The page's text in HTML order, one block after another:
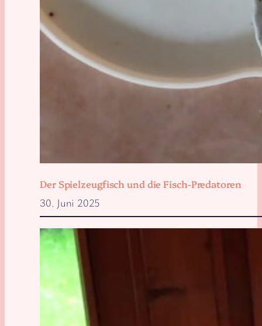
Der Spielzeugfisch und die Fisch-Predatoren
30. Juni 2025